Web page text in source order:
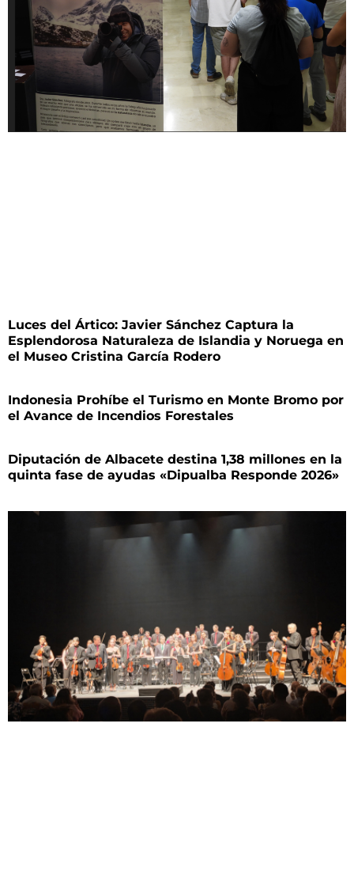
Luces del Ártico: Javier Sánchez Captura la
Esplendorosa Naturaleza de Islandia y Noruega en
el Museo Cristina García Rodero
Indonesia Prohíbe el Turismo en Monte Bromo por
el Avance de Incendios Forestales
Diputación de Albacete destina 1,38 millones en la
quinta fase de ayudas «Dipualba Responde 2026»